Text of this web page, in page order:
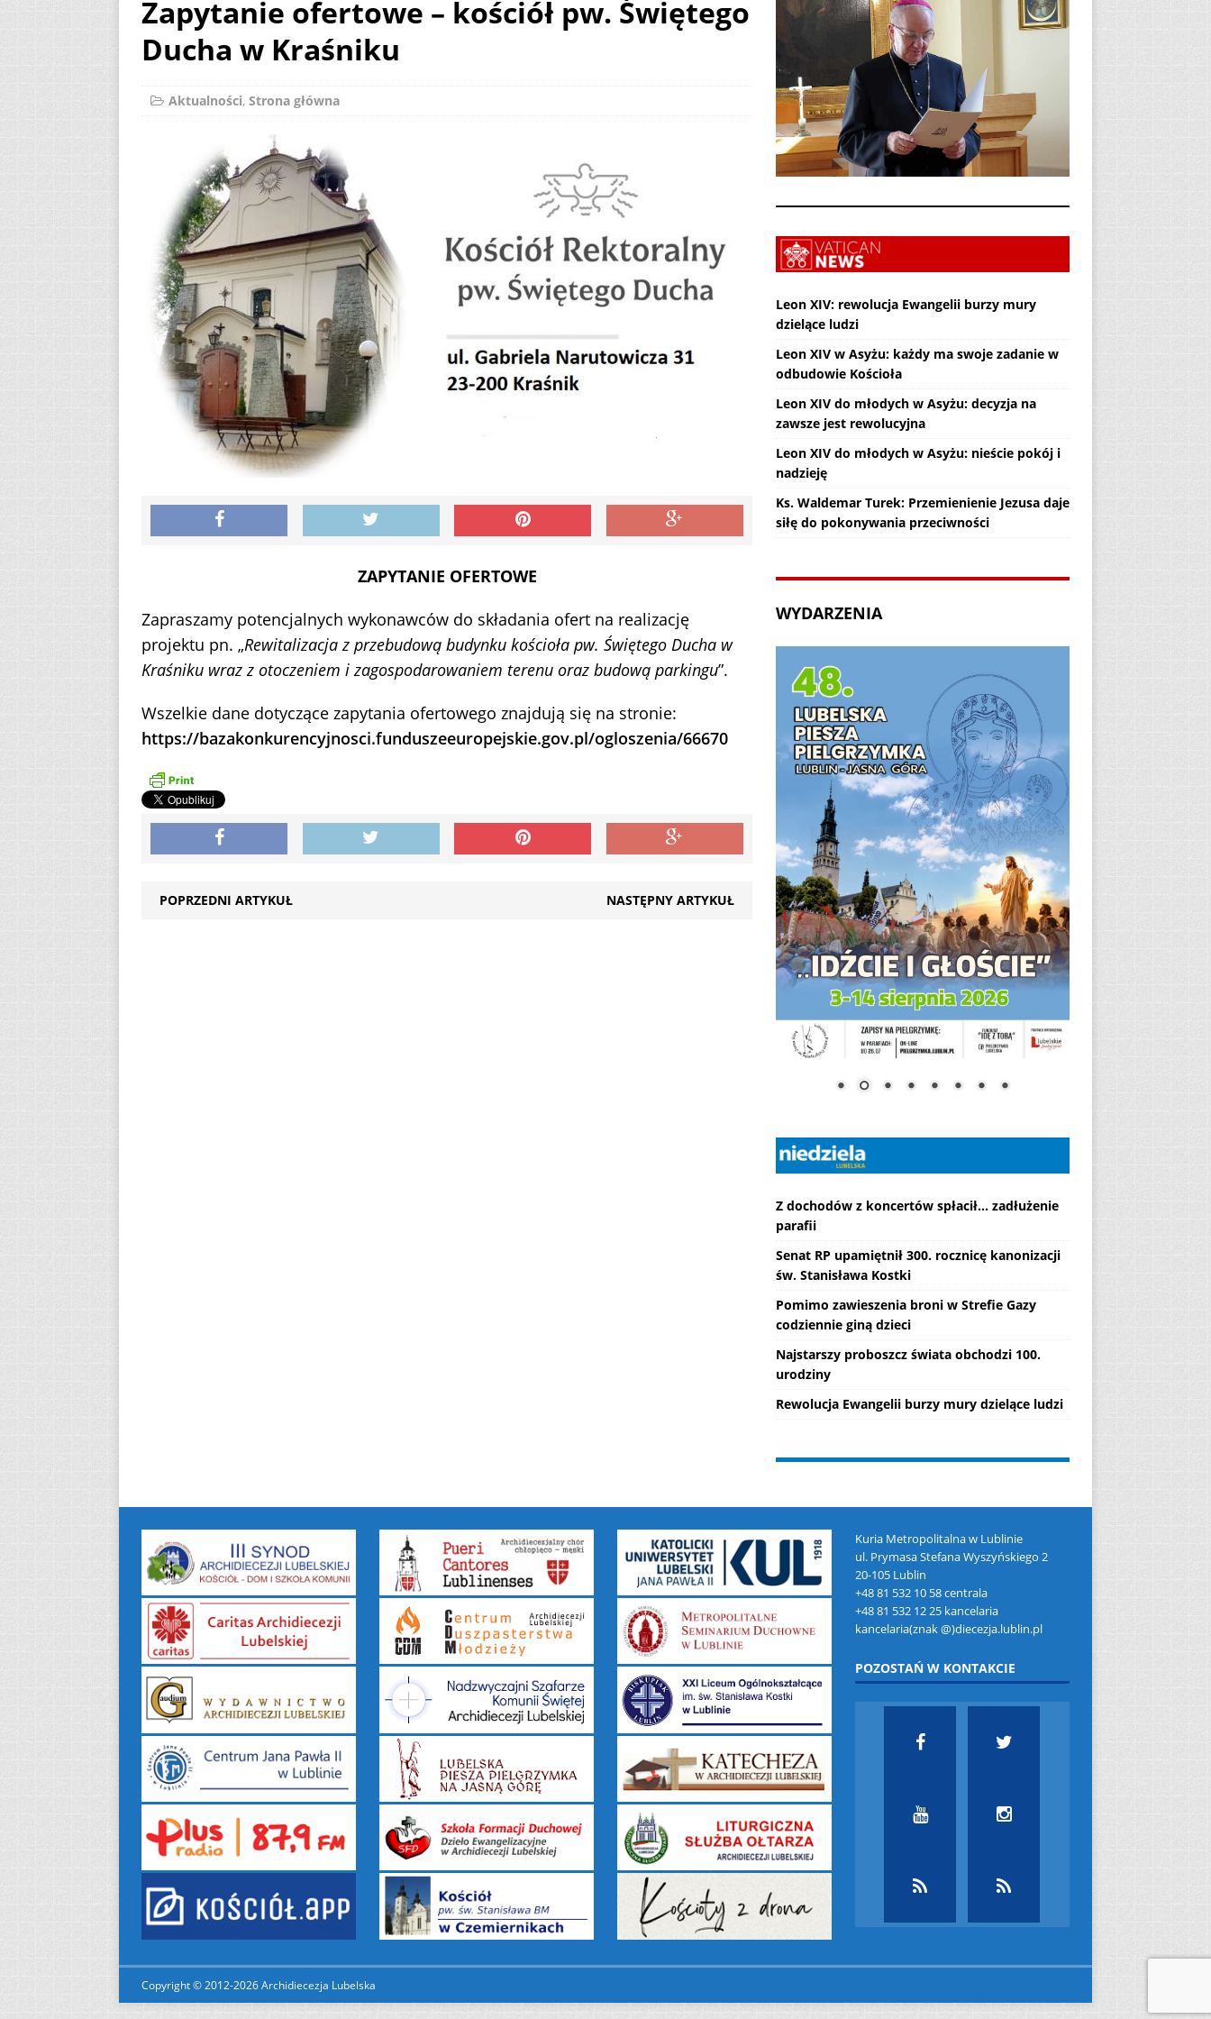
XXX Międzynarodowy Festiwal Organowy Lublin – Czuby: 2026-08-
12
AKTUALNOŚCI
Zapytanie ofertowe – kościół pw. Świętego
Ducha w Kraśniku
Aktualności, Strona główna
ZAPYTANIE OFERTOWE
Zapraszamy potencjalnych wykonawców do składania ofert na realizację
projektu pn. „Rewitalizacja z przebudową budynku kościoła pw. Świętego Ducha w
Kraśniku wraz z otoczeniem i zagospodarowaniem terenu oraz budową parkingu”.
Wszelkie dane dotyczące zapytania ofertowego znajdują się na stronie:
https://bazakonkurencyjnosci.funduszeeuropejskie.gov.pl/ogloszenia/66670
POPRZEDNI ARTYKUŁ NASTĘPNY ARTYKUŁ
Leon XIV: rewolucja Ewangelii burzy mury
dzielące ludzi
Leon XIV w Asyżu: każdy ma swoje zadanie w
odbudowie Kościoła
Leon XIV do młodych w Asyżu: decyzja na
zawsze jest rewolucyjna
Leon XIV do młodych w Asyżu: nieście pokój i
nadzieję
Ks. Waldemar Turek: Przemienienie Jezusa daje
siłę do pokonywania przeciwności
WYDARZENIA
Z dochodów z koncertów spłacił... zadłużenie
parafii
Senat RP upamiętnił 300. rocznicę kanonizacji
św. Stanisława Kostki
Pomimo zawieszenia broni w Strefie Gazy
codziennie giną dzieci
Najstarszy proboszcz świata obchodzi 100.
urodziny
Rewolucja Ewangelii burzy mury dzielące ludzi
Kuria Metropolitalna w Lublinie
ul. Prymasa Stefana Wyszyńskiego 2
20-105 Lublin
+48 81 532 10 58 centrala
+48 81 532 12 25 kancelaria
kancelaria(znak @)diecezja.lublin.pl
POZOSTAŃ W KONTAKCIE
Copyright © 2012-2026 Archidiecezja Lubelska